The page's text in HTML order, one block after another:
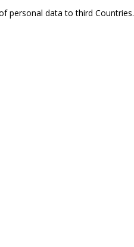
personal data to third Countries.